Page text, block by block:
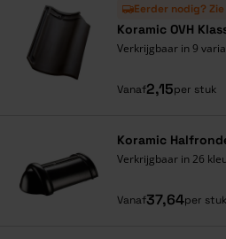
Eerder nodig? Zie
Koramic OVH
Verkrijgbaar in 9
Vanaf2,15per stuk
Koramic
Verkrijgbaar in 26
Vanaf37,64per stuk